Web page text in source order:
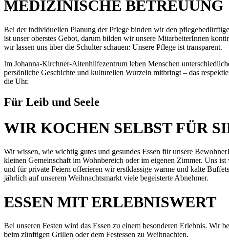
MEDIZINISCHE BETREUUNG
Bei der individuellen Planung der Pflege binden wir den
ist unser oberstes Gebot, darum bilden wir unsere MitarbeiterInnen
wir lassen uns über die Schulter schauen: Unsere Pflege ist transparent.
Im Johanna-Kirchner-Altenhilfezentrum leben Menschen
persönliche Geschichte und kulturellen Wurzeln mitbringt – das
die Uhr.
Für Leib und Seele
WIR KOCHEN SELBST FÜR
Wir wissen, wie wichtig gutes und gesundes Essen für unsere
kleinen Gemeinschaft im Wohnbereich oder im eigenen Zimmer. Uns
und für private Feiern offerieren wir erstklassige warme und kalte
jährlich auf unserem Weihnachtsmarkt viele begeisterte Abnehmer.
ESSEN MIT ERLEBNISWERT
Bei unseren Festen wird das Essen zu einem besonderen Erlebnis.
beim zünftigen Grillen oder dem Festessen zu Weihnachten.